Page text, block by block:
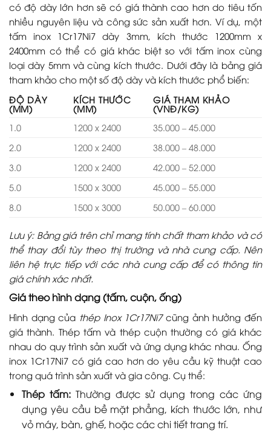
có độ dày lớn hơn sẽ có giá thành cao hơn do tiêu tốn
nhiều nguyên liệu và công sức sản xuất hơn. Ví dụ, một
tấm inox 1Cr17Ni7 dày 3mm, kích thước 1200mm x
2400mm có thể có giá khác biệt so với tấm inox cùng
loại dày 5mm và cùng kích thước. Dưới đây là bảng giá
tham khảo cho một số độ dày và kích thước phổ biến:
ĐỘ DÀY
(MM)
KÍCH THƯỚC
(MM)
GIÁ THAM KHẢO
(VNĐ/KG)
1.0
1200 x 2400
35.000 – 45.000
2.0
1200 x 2400
38.000 – 48.000
3.0
1200 x 2400
42.000 – 52.000
5.0
1500 x 3000
45.000 – 55.000
8.0
1500 x 3000 50.000 – 60.000
Lưu ý: Bảng giá trên chỉ mang tính chất tham khảo và có
thể thay đổi tùy theo thị trường và nhà cung cấp. Nên
liên hệ trực tiếp với các nhà cung cấp để có thông tin
giá chính xác nhất.
Giá theo hình dạng (tấm, cuộn, ống)
Hình dạng của thép Inox 1Cr17Ni7cũng ảnh hưởng đến
giá thành. Thép tấm và thép cuộn thường có giá khác
nhau do quy trình sản xuất và ứng dụng khác nhau. Ống
inox 1Cr17Ni7 có giá cao hơn do yêu cầu kỹ thuật cao
trong quá trình sản xuất và gia công. Cụ thể:
Thép tấm:Thường được sử dụng trong các ứng
dụng yêu cầu bề mặt phẳng, kích thước lớn, như
vỏ máy, bàn, ghế, hoặc các chi tiết trang trí.